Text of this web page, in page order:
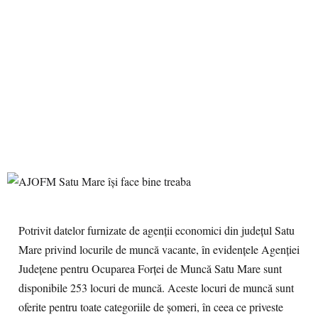
Potrivit datelor furnizate de agenții economici din județul Satu
Mare privind locurile de muncă vacante, în evidențele Agenției
Județene pentru Ocuparea Forței de Muncă Satu Mare sunt
disponibile 253 locuri de muncă. Aceste locuri de muncă sunt
oferite pentru toate categoriile de șomeri, în ceea ce priveste